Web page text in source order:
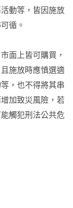
動等，皆因施放
循。
面上皆可購買，
施放時應慎選適
，也不得將其串
加致災風險，若
觸犯刑法公共危